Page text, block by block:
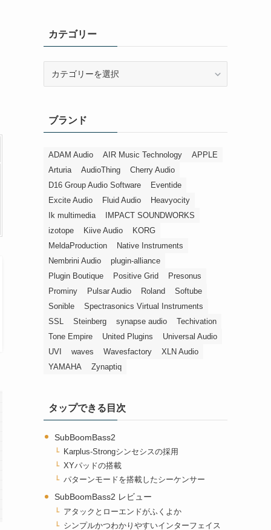
カテゴリー
ーブランド
ADAM Audio AIR Music Technology
APPLE
Arturia
AudioThing
Cherry Audio
D16 Group Audio Software
Eventide
Excite Audio
Fluid Audio
Heavyocity
Ik multimedia
IMPACT SOUNDWORKS
izotope
Kiive Audio
KORG
MeldaProduction
Native Instruments
Nembrini Audio
plugin-alliance
Plugin Boutique
Positive Grid
Presonus
Prominy
Pulsar Audio Roland
Softube
Sonible
Spectrasonics Virtual Instruments
SSL
Steinberg synapse audio
Techivation
Tone Empire
United Plugins
Universal Audio
UVI
waves Wavesfactory
XLN Audio
YAMAHA
Zynaptiq
タップできる目次
SubBoomBass2
Karplus-Strongシンセシスの採用
XYパッドの搭載
パターンモードを搭載したシーケンサー
SubBoomBass2 レビュー
アタックとローエンドがふくよか
シンプルかつわかりやすいインターフェイス